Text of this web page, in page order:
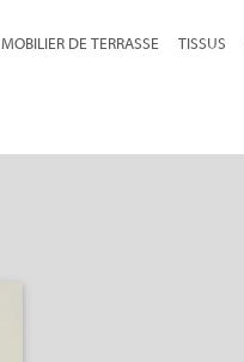
MOBILIER DE TERRASSE TISSUS